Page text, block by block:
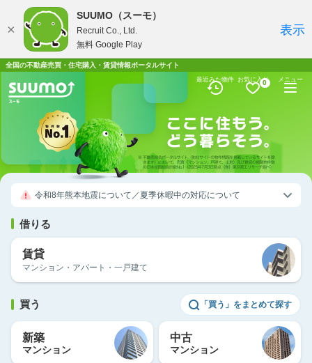
×
SUUMO（スーモ）
Recruit Co., Ltd.
無料 Google Play
表示
全国の不動産売買・住宅購入・賃貸情報ポータルサイト
最近みた物件 お気に入り
0 メニュー
令和8年熊本地震について／夏季休暇中の対応について
借りる
賃貸
マンション・アパート・一戸建て
買う 「買う」をまとめて探す
新築
マンション
中古
マンション